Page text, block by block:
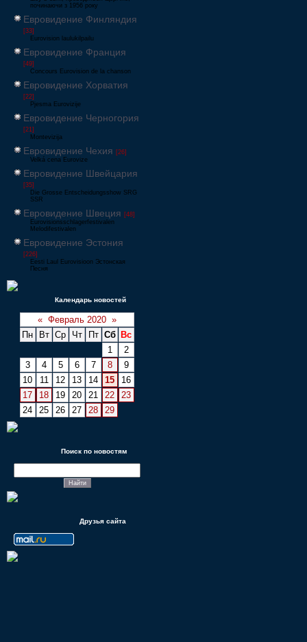
починаючи з 1956 року
Евровидение Финляндия
[33]
Eurovision laulukilpailu
Евровидение Франция
[49]
Concours Eurovision de la chanson
Евровидение Хорватия
[22]
Pjesma Eurovizije
Евровидение Черногория
[21]
Montevizija
Евровидение Чехия [26]
Velká cena Eurovize
Евровидение Швейцария
[35]
Die Grosse Entscheidungsshow SRG
SSR
Евровидение Швеция [48]
Eurovisionsschlagerfestivalen
Melodifestivalen
Евровидение Эстония
[226]
Eesti Laul Eurovisioon Эстонская
Песня
Календарь новостей
« Февраль 2020 »
Пн
Вт Ср Чт Пт Сб
Вс
1
2
3
4 5 6 7 8
9
10
11 12 13 14 15
16
17
18 19 20 21 22
23
24
25 26 27 28 29
Поиск по новостям
Друзья сайта